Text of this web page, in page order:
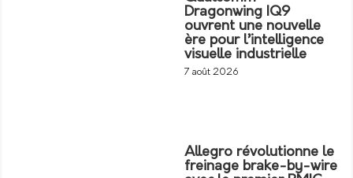
Dragonwing IQ9
ouvrent une nouvelle
ère pour l’intelligence
visuelle industrielle
7 août 2026
Allegro révolutionne le
freinage brake-by-wire